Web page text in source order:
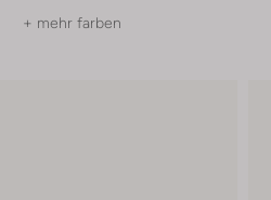
+ mehr farben